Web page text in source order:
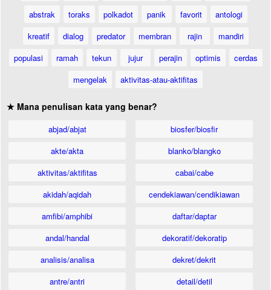
abstrak
toraks polkadot panik favorit
antologi
kreatif
dialog predator membran rajin
mandiri
populasi
ramah tekun jujur perajin optimis
cerdas
mengelak
aktivitas-atau-aktifitas
★ Mana penulisan kata yang benar?
abjad/abjat
akte/akta
aktivitas/aktifitas
akidah/aqidah
amfibi/amphibi
andal/handal
analisis/analisa
antre/antri
biosfer/biosfir
blanko/blangko
cabai/cabe
cendekiawan/cendikiawan
daftar/daptar
dekoratif/dekoratip
dekret/dekrit
detail/detil